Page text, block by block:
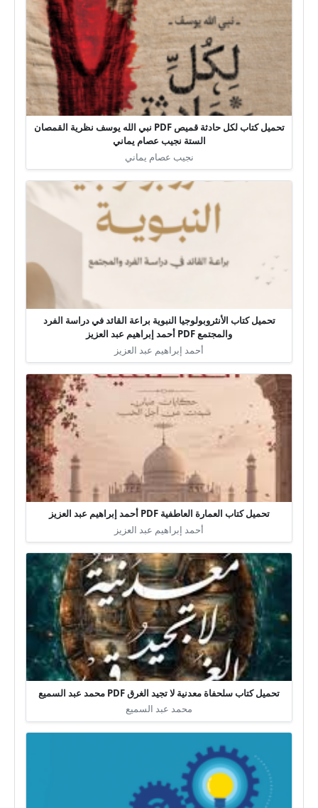
تحميل كتاب لكل حادثة قميص PDF نبي الله يوسف نظرية القمصان
الستة نجيب عصام يماني
نجيب عصام يماني
تحميل كتاب الأنثروبولوجيا النبوية براعة القائد في دراسة الفرد
والمجتمع PDF أحمد إبراهيم عبد العزيز
أحمد إبراهيم عبد العزيز
تحميل كتاب العمارة العاطفية PDF أحمد إبراهيم عبد العزيز
أحمد إبراهيم عبد العزيز
تحميل كتاب سلحفاة معدنية لا تجيد الغرق PDF محمد عبد السميع
محمد عبد السميع